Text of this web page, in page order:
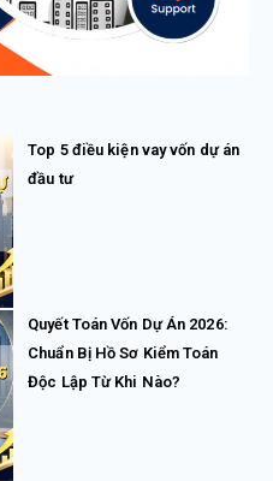
Top 5 điều kiện vay vốn dự án
đầu tư
Quyết Toán Vốn Dự Án 2026:
Chuẩn Bị Hồ Sơ Kiểm Toán
Độc Lập Từ Khi Nào?